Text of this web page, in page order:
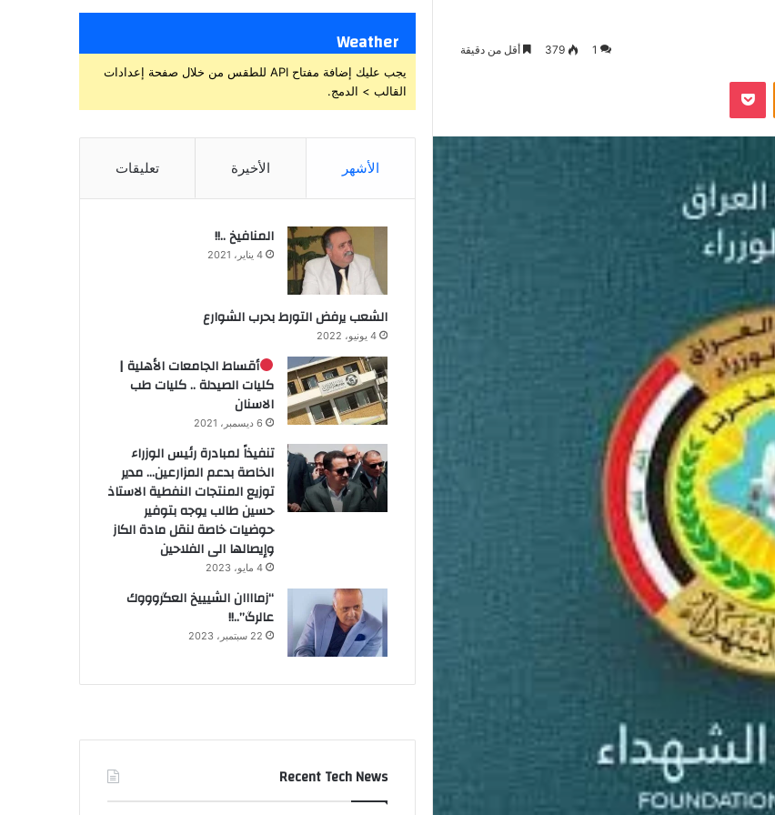
1
379 أقل من دقيقة
Odnoklassniki
‫Pocket
Weather
يجب عليك إضافة مفتاح API للطقس من خلال صفحة إعدادات
القالب > الدمج.
الأشهر الأخيرة تعليقات
المنافيخ ..!!
4 يناير، 2021
الشعب يرفض التورط بحرب الشوارع
4 يونيو، 2022
أقساط الجامعات الأهلية |
كليات الصيدلة .. كليات طب
الاسنان
6 ديسمبر، 2021
تنفيذاً لمبادرة رئيس الوزراء
الخاصة بدعم المزارعين… مدير
توزيع المنتجات النفطية الاستاذ
حسين طالب يوجه بتوفير
حوضيات خاصة لنقل مادة الكاز
وإيصالها الى الفلاحين
4 مايو، 2023
“زماااان الشيييخ العگروووك
عالرگ”..!!
22 سبتمبر، 2023
Recent Tech News